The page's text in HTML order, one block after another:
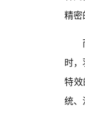
精密
时
特
统